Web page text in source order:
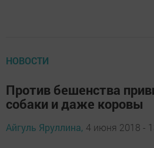
НОВОСТИ
Против бешенства
собаки и даже коровы
Айгуль Яруллина, 4 июня 2018 -